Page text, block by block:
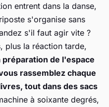
entrent dans la danse,
s'organise sans
s'il faut agir vite ?
plus la réaction tarde,
préparation de l'espace
rassemblez chaque
tout dans des sacs
à soixante degrés,